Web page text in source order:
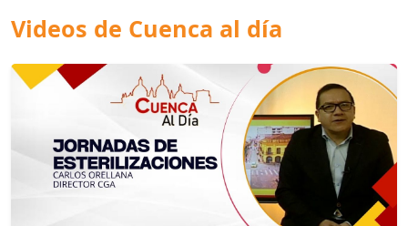
Videos de Cuenca al día